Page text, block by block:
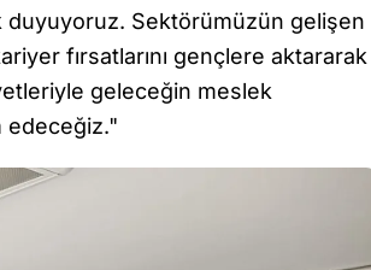
duyuyoruz. Sektörümüzün gelişen
fırsatlarını gençlere aktararak
geleceğin meslek
edeceğiz."